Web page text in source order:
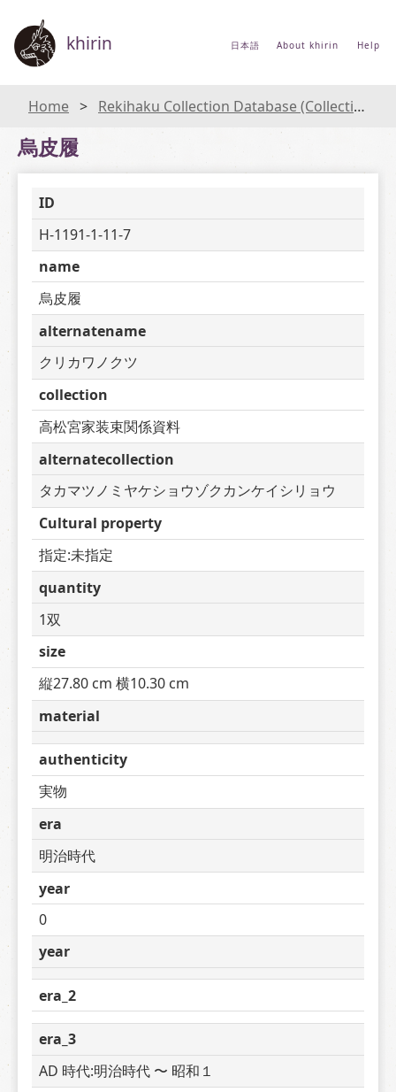
khirin 日本語 About khirin Help
Home Rekihaku Collection Database (Collections Database of the National Museum of Japanese History)
烏皮履
ID
H-1191-1-11-7
name
烏皮履
alternatename
クリカワノクツ
collection
高松宮家装束関係資料
alternatecollection
タカマツノミヤケショウゾクカンケイシリョウ
Cultural property
指定:未指定
quantity
1双
size
縦27.80 cm 横10.30 cm
material
authenticity
実物
era
明治時代
year
0
year
era_2
era_3
AD 時代:明治時代 〜 昭和１